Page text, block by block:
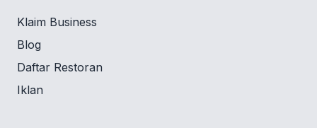
Klaim Business
Blog
Daftar Restoran
Iklan